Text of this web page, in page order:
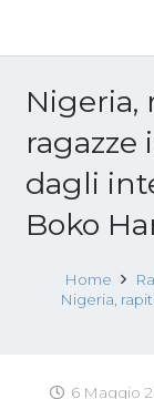
Nigeria,
dagli
Boko
Home
Nigeria,
6 Maggio